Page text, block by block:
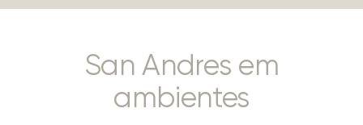
San Andres em
ambientes